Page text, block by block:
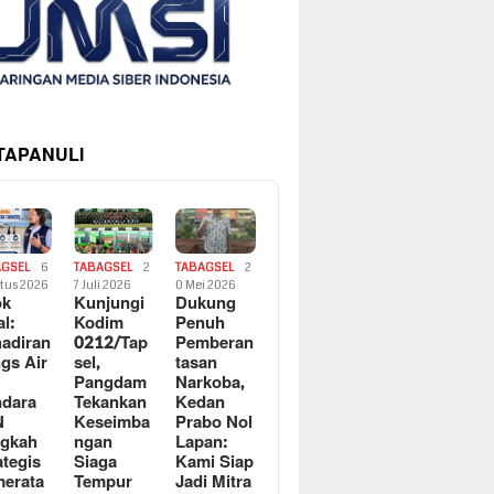
6
2026
Air
TABAGSEL
2
7 Juli 2026
Kunjungi
Kodim
0212/Tap
sel,
Pangdam
Tekankan
Keseimba
ngan
Siaga
Tempur
TABAGSEL
2
0 Mei 2026
Dukung
Penuh
Pemberan
tasan
Narkoba,
Kedan
Prabo Nol
Lapan:
Kami Siap
Jadi Mitra